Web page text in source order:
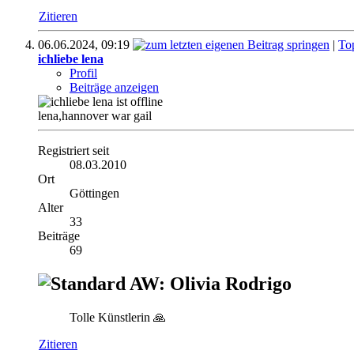
Zitieren
06.06.2024, 09:19 |
ichliebe lena
Profil
Beiträge anzeigen
lena,hannover war gail
Registriert seit
08.03.2010
Ort
Göttingen
Alter
33
Beiträge
69
AW: Olivia Rodrigo
Tolle Künstlerin 🙏
Zitieren